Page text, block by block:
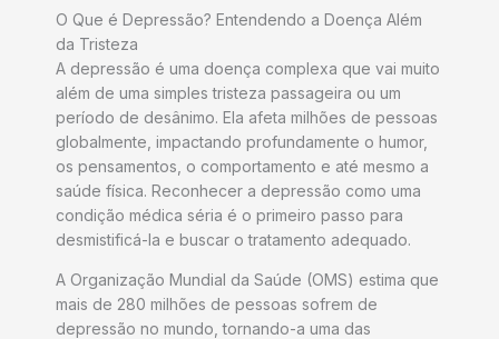
O Que é Depressão? Entendendo a Doença Além
da Tristeza
A depressão é uma doença complexa que vai muito
além de uma simples tristeza passageira ou um
período de desânimo. Ela afeta milhões de pessoas
globalmente, impactando profundamente o humor,
os pensamentos, o comportamento e até mesmo a
saúde física. Reconhecer a depressão como uma
condição médica séria é o primeiro passo para
desmistificá-la e buscar o tratamento adequado.
A Organização Mundial da Saúde (OMS) estima que
mais de 280 milhões de pessoas sofrem de
depressão no mundo, tornando-a uma das